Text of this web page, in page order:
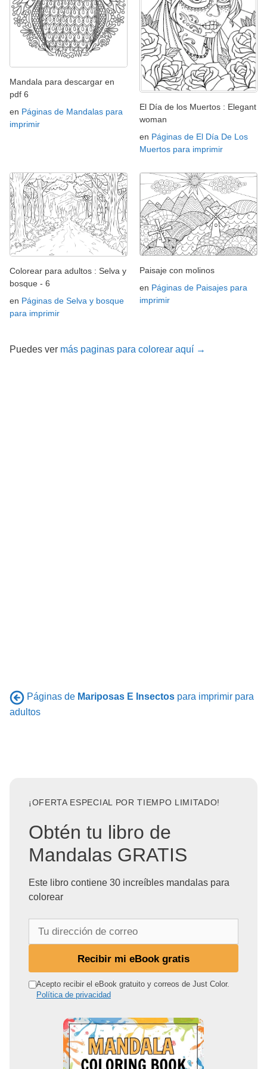
Mandala para descargar en
pdf 6
en Páginas de Mandalas para
imprimir
El Día de los Muertos : Elegant
woman
en Páginas de El Día De Los
Muertos para imprimir
Colorear para adultos : Selva y
bosque - 6
en Páginas de Selva y bosque
para imprimir
Paisaje con molinos
en Páginas de Paisajes para
imprimir
Puedes ver más paginas para colorear aquí →
Páginas de Mariposas E Insectos para imprimir para
adultos
¡OFERTA ESPECIAL POR TIEMPO LIMITADO!
Obtén tu libro de
Mandalas GRATIS
Este libro contiene 30 increíbles mandalas para
colorear
r
Recibir mi eBook gratis
Acepto recibir el eBook gratuito y correos de Just Color.
Política de privacidad